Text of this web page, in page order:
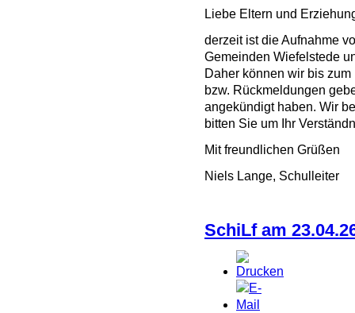
Liebe Eltern und
derzeit ist die Aufnahme
Gemeinden Wiefelstede
Daher können wir bis
bzw. Rückmeldungen
angekündigt haben. Wir
bitten Sie um Ihr
Mit freundlichen Grüßen
Niels Lange, Schulleiter
SchiLf am